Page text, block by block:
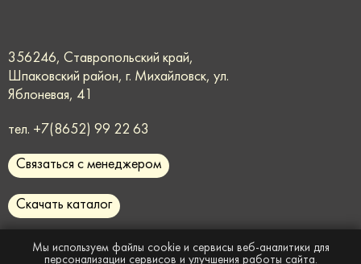
356246, Ставропольский край,
Шпаковский район, г. Михайловск, ул.
Яблоневая, 41
тел. +7(8652) 99 22 63
Связаться с менеджером
Скачать каталог
request@rmmaster.ru
Мы используем файлы cookie и сервисы веб-аналитики для
персонализации сервисов и улучшения работы сайта.